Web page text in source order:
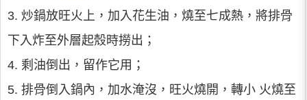
3. 炒鍋放旺火上，加入花生油，燒至七成熱，將排骨
下入炸至外層起殼時撈出；
4. 剩油倒出，留作它用；
5. 排骨倒入鍋內，加水淹沒，旺火燒開，轉小 火燒至